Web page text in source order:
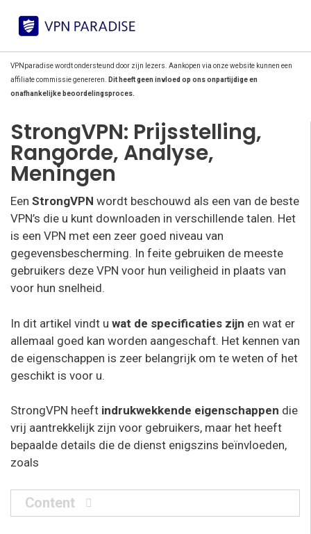
VPNparadise wordt ondersteund door zijn lezers. Aankopen via onze website kunnen een
affiliate commissie genereren.
Dit heeft geen invloed op ons onpartijdige en
onafhankelijke beoordelingsproces.
StrongVPN: Prijsstelling,
Rangorde, Analyse,
Meningen
Een StrongVPN wordt beschouwd als een van de beste
VPN’s die u kunt downloaden in verschillende talen. Het
is een VPN met een zeer goed niveau van
gegevensbescherming. In feite gebruiken de meeste
gebruikers deze VPN voor hun veiligheid in plaats van
voor hun snelheid.
In dit artikel vindt u wat de specificaties zijn en wat er
allemaal goed kan worden aangeschaft. Het kennen van
de eigenschappen is zeer belangrijk om te weten of het
geschikt is voor u.
StrongVPN heeft indrukwekkende eigenschappen die
vrij aantrekkelijk zijn voor gebruikers, maar het heeft
bepaalde details die de dienst enigszins beïnvloeden,
zoals
Content